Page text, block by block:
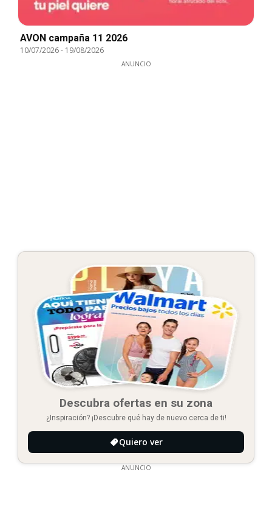
AVON campaña 11 2026
10/07/2026- 19/08/2026
ANUNCIO
Descubra ofertas en su zona
¿Inspiración? ¡Descubre qué hay de nuevo cerca de ti!
Quiero ver
ANUNCIO